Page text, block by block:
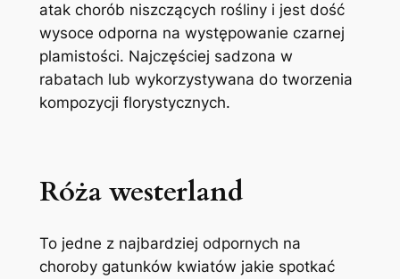
atak chorób niszczących rośliny i jest dość
wysoce odporna na występowanie czarnej
plamistości. Najczęściej sadzona w
rabatach lub wykorzystywana do tworzenia
kompozycji florystycznych.
Róża westerland
To jedne z najbardziej odpornych na
choroby gatunków kwiatów jakie spotkać